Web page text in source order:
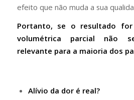
efeito que não muda a sua
Portanto, se o resultado for
volumétrica parcial não
relevante para a maioria dos
Alívio da dor é real?